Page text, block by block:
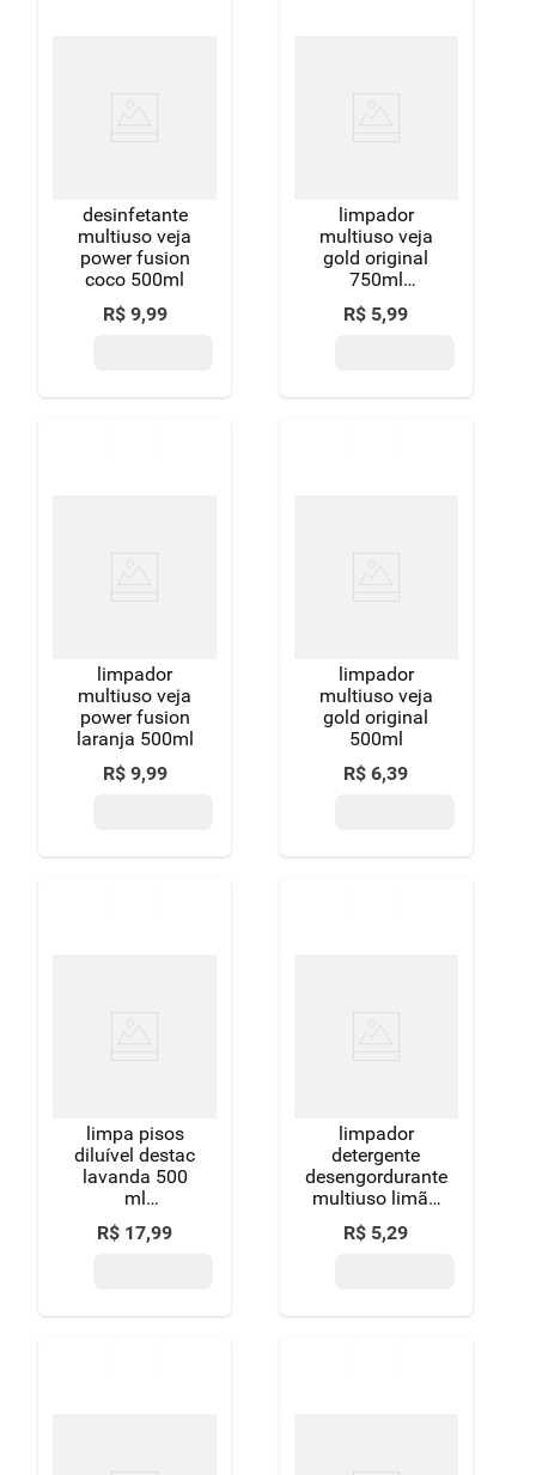
desinfetante
multiuso veja
power fusion
coco 500ml
R$ 9,99
limpador
multiuso veja
gold original
750ml
embalagem
econômica
R$ 5,99
limpador
multiuso veja
power fusion
laranja 500ml
R$ 9,99
limpador
multiuso veja
gold original
500ml
R$ 6,39
limpa pisos
diluível destac
lavanda 500
ml
embalagem
econômica
R$ 17,99
limpador
detergente
desengordurante
multiuso limão
siciliano uau
squeeze 500ml
R$ 5,29